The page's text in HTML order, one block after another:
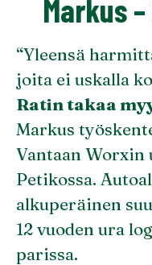
Markus
“Yleensä
joita ei uskalla
Ratin takaa
Markus
Vantaan Worxin
Petikossa.
alkuperäinen
12 vuoden ura
parissa.